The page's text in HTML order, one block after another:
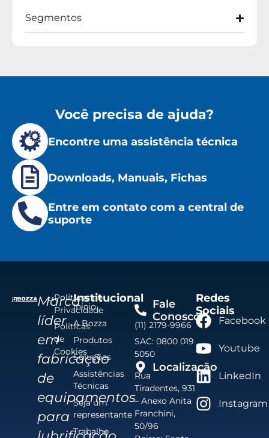
Segmentos
Você precisa de ajuda?
Encontre uma assistência técnica
Downloads, Manuais, Fichas
Entre em contato com a central de
suporte
Marca
líder
em
fabricação
de
equipamentos
para
Políticas de
Privacidade
Políticas
de
Cookies
Institucional
Início
A Bozza
Produtos
Soluções
Assistências
Técnicas
Seja um
representante
Trabalhe
Localização
Rua
Tiradentes, 931
– Anexo Anita
Franchini,
50/96
Fale
Conosco
(11) 2179-9966
SAC: 0800 019
5050
Redes
Sociais
Facebook
Youtube
LinkedIn
Instagram